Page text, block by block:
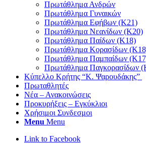
Πρωτάθλημα Ανδρών
Πρωτάθλημα Γυναικών
Πρωτάθλημα Εφήβων (Κ21)
Πρωτάθλημα Νεανίδων (Κ20)
Πρωτάθλημα Παίδων (Κ18)
Πρωτάθλημα Κορασίδων
Πρωτάθλημα Παμπαίδων
Πρωτάθλημα Παγκορασίδων
Κύπελλο Κρήτης “Κ. Ψαρουδάκης”
Πρωταθλητές
Νέα – Ανακοινώσεις
Προκυρήξεις – Εγκύκλιοι
Χρήσιμοι Συνδεσμοι
Menu Menu
Link to Facebook